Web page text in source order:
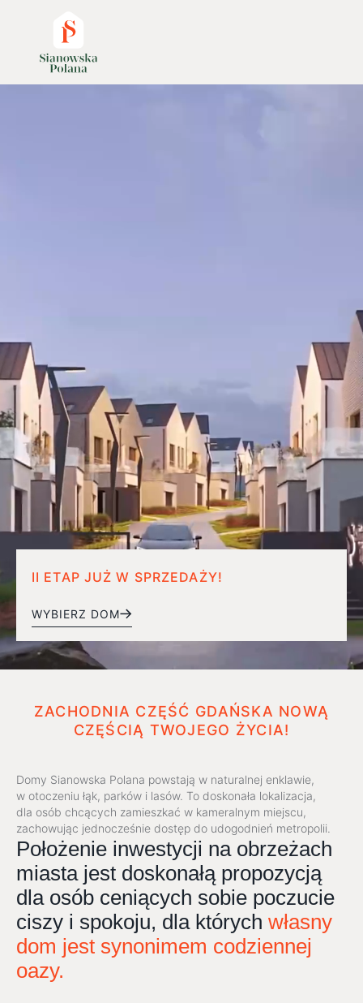
II ETAP JUŻ W SPRZEDAŻY!
WYBIERZ DOM
ZACHODNIA CZĘŚĆ GDAŃSKA NOWĄ
CZĘŚCIĄ TWOJEGO ŻYCIA!
Domy Sianowska Polana powstają w naturalnej enklawie,
w otoczeniu łąk, parków i lasów. To doskonała lokalizacja,
dla osób chcących zamieszkać w kameralnym miejscu,
zachowując jednocześnie dostęp do udogodnień metropolii.
Położenie inwestycji na obrzeżach
miasta jest doskonałą propozycją
dla osób ceniących sobie poczucie
ciszy i spokoju, dla których własny
dom jest synonimem codziennej
oazy.